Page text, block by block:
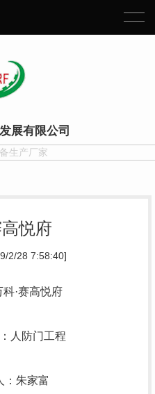
展有限公司
生产厂家
悦府
2/28 7:58:40]
·赛高悦府
人防门工程
：朱家富